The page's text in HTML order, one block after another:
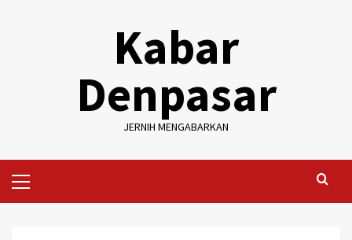
Kabar
Denpasar
JERNIH MENGABARKAN
Menu